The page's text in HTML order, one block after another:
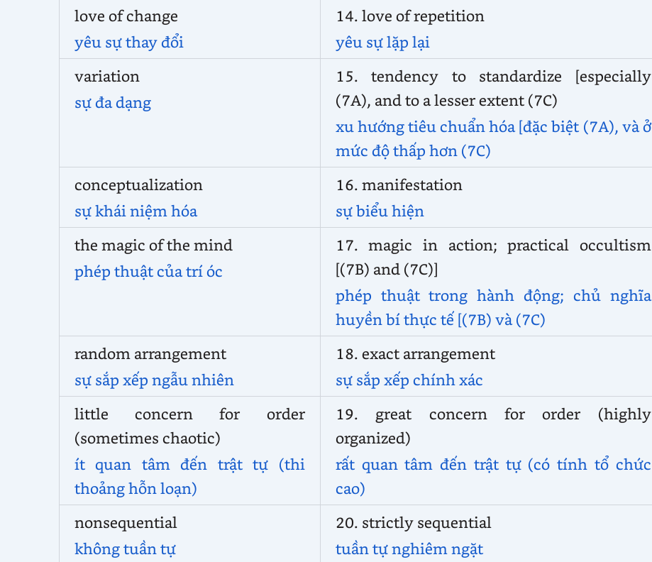
love of change
yêu sự thay đổi
14. love of repetition
yêu sự lặp lại
variation
sự đa dạng
15. tendency to standardize [especially
(7A), and to a lesser extent (7C)
xu hướng tiêu chuẩn hóa [đặc biệt (7A), và ở
mức độ thấp hơn (7C)
conceptualization
sự khái niệm hóa
16. manifestation
sự biểu hiện
the magic of the mind
phép thuật của trí óc
17. magic in action; practical occultism
[(7B) and (7C)]
phép thuật trong hành động; chủ nghĩa
huyền bí thực tế [(7B) và (7C)
random arrangement
sự sắp xếp ngẫu nhiên
18. exact arrangement
sự sắp xếp chính xác
little concern for order
(sometimes chaotic)
ít quan tâm đến trật tự (thi
thoảng hỗn loạn)
19. great concern for order (highly
organized)
rất quan tâm đến trật tự (có tính tổ chức
cao)
nonsequential
không tuần tự
20. strictly sequential
tuần tự nghiêm ngặt